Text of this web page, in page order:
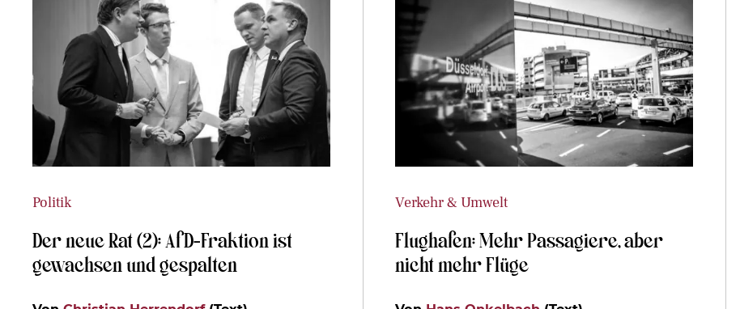
Politik
Der neue Rat (2): AfD-Fraktion ist
gewachsen und gespalten
Verkehr & Umwelt
Flughafen: Mehr Passagiere, aber
nicht mehr Flüge